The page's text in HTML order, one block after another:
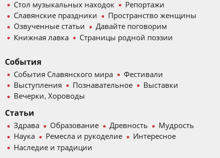
Стол музыкальных находок
Репортажи
Славянские праздники
Пространство женщины
Озвученные статьи
Давайте поговорим
Книжная лавка
Страницы родной поэзии
События
События Славянского мира
Фестивали
Выступления
Познавательное
Выставки
Вечерки, Хороводы
Статьи
Здрава Образование Древность
Мудрость
Наука
Ремесла и рукоделие
Интересное
Наследие и традиции